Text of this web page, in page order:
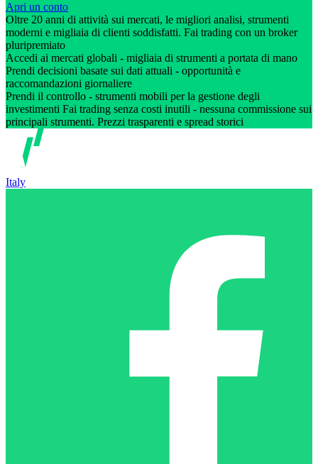
Apri un conto
Oltre 20 anni di attività sui mercati, le migliori analisi, strumenti
moderni e migliaia di clienti soddisfatti. Fai trading con un broker
pluripremiato
Accedi ai mercati globali - migliaia di strumenti a portata di mano
Prendi decisioni basate sui dati attuali - opportunità e
raccomandazioni giornaliere
Prendi il controllo - strumenti mobili per la gestione degli
investimenti Fai trading senza costi inutili - nessuna commissione sui
principali strumenti. Prezzi trasparenti e spread storici
Italy